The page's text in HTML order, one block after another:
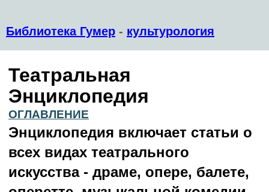
Библиотека Гумер - культурология
Театральная
Энциклопедия
ОГЛАВЛЕНИЕ
Энциклопедия включает статьи о
всех видах театрального
искусства - драме, опере, балете,